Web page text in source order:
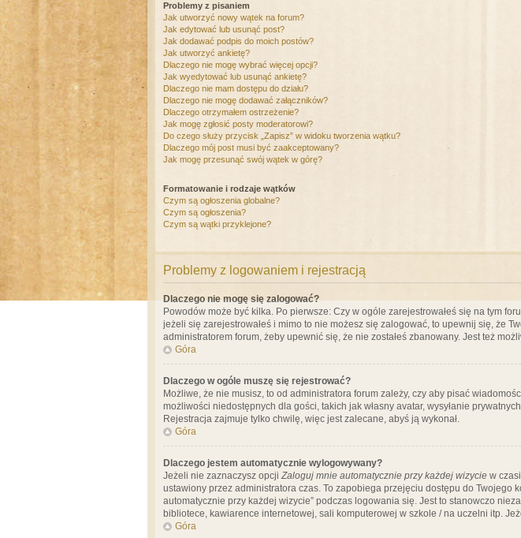
Problemy z pisaniem
Jak utworzyć nowy wątek na forum?
Jak edytować lub usunąć post?
Jak dodawać podpis do moich postów?
Jak utworzyć ankietę?
Dlaczego nie mogę wybrać więcej opcji?
Jak wyedytować lub usunąć ankietę?
Dlaczego nie mam dostępu do działu?
Dlaczego nie mogę dodawać załączników?
Dlaczego otrzymałem ostrzeżenie?
Jak mogę zgłosić posty moderatorowi?
Do czego służy przycisk „Zapisz” w widoku tworzenia wątku?
Dlaczego mój post musi być zaakceptowany?
Jak mogę przesunąć swój wątek w górę?
Formatowanie i rodzaje wątków
Czym są ogłoszenia globalne?
Czym są ogłoszenia?
Czym są wątki przyklejone?
Problemy z logowaniem i rejestracją
Dlaczego nie mogę się zalogować?
Powodów może być kilka. Po pierwsze: Czy w ogóle zarejestrowałeś się na tym
jeżeli się zarejestrowałeś i mimo to nie możesz się zalogować, to upewnij się, że
administratorem forum, żeby upewnić się, że nie zostałeś zbanowany. Jest też
Góra
Dlaczego w ogóle muszę się rejestrować?
Możliwe, że nie musisz, to od administratora forum zależy, czy aby pisać
możliwości niedostępnych dla gości, takich jak własny avatar, wysyłanie
Rejestracja zajmuje tylko chwilę, więc jest zalecane, abyś ją wykonał.
Góra
Dlaczego jestem automatycznie wylogowywany?
Jeżeli nie zaznaczysz opcji Zaloguj mnie automatycznie przy każdej wizycie w
ustawiony przez administratora czas. To zapobiega przejęciu dostępu do
automatycznie przy każdej wizycie” podczas logowania się. Jest to stanowczo
bibliotece, kawiarence internetowej, sali komputerowej w szkole / na uczelni itp.
Góra